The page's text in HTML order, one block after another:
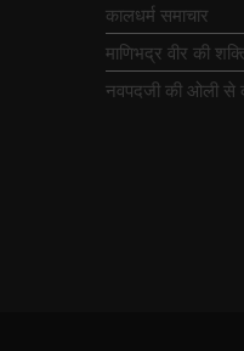
कालधर्म समाचार
माणिभद्र वीर की
नवपदजी की ओली से